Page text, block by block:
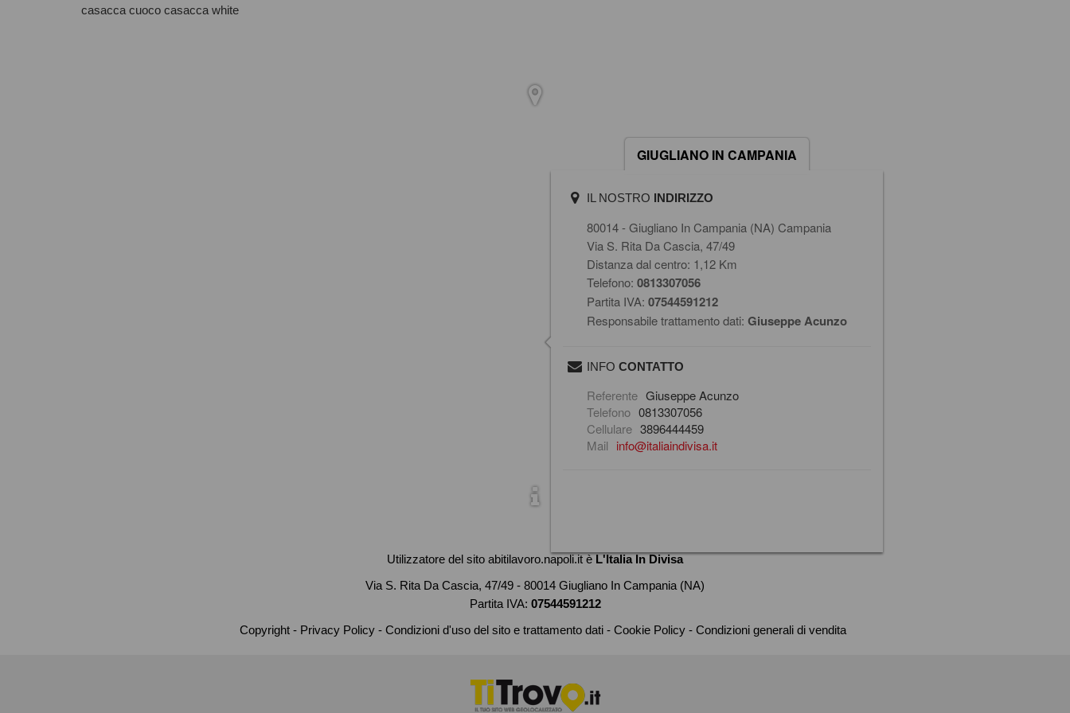
casacca cuoco casacca white
GIUGLIANO IN CAMPANIA
IL NOSTRO INDIRIZZO
80014 - Giugliano In Campania (NA) Campania
Via S. Rita Da Cascia, 47/49
Distanza dal centro: 1,12 Km
Telefono: 0813307056
Partita IVA: 07544591212
Responsabile trattamento dati: Giuseppe Acunzo
INFO CONTATTO
Referente Giuseppe Acunzo
Telefono 0813307056
Cellulare 3896444459
Mail info@italiaindivisa.it
Utilizzatore del sito abitilavoro.napoli.it èL'Italia In Divisa
Via S. Rita Da Cascia, 47/49 - 80014 Giugliano In Campania (NA)
Partita IVA: 07544591212
Copyright
Privacy Policy Condizioni d'uso del sito e trattamento dati Cookie Policy Condizioni generali di vendita